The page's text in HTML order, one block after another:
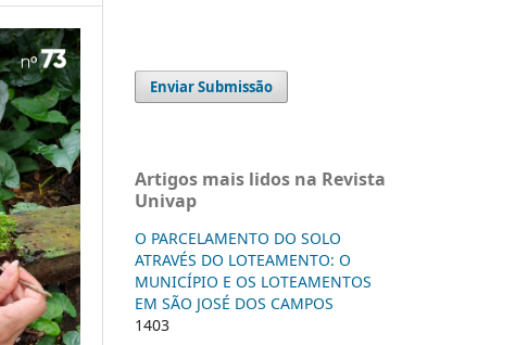
Enviar Submissão
Artigos mais lidos na Revista
Univap
O PARCELAMENTO DO SOLO
ATRAVÉS DO LOTEAMENTO: O
MUNICÍPIO E OS LOTEAMENTOS
EM SÃO JOSÉ DOS CAMPOS
1403